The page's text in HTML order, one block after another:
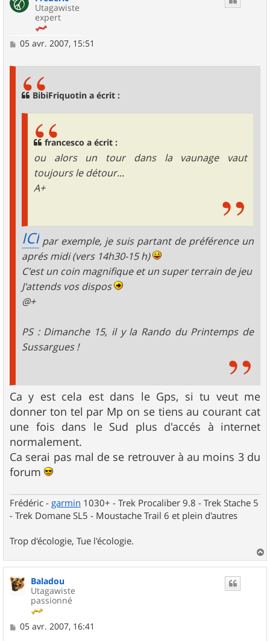
Utagawiste
expert
M
05 avr. 2007, 15:51
BibiFriquotin a écrit :
francesco a écrit :
ou alors un tour dans la vaunage vaut
toujours le détour...
A+
ICI par exemple, je suis partant de préférence un
aprés midi (vers 14h30-15 h)
C'est un coin magnifique et un super terrain de jeu
J'attends vos dispos
@+
PS : Dimanche 15, il y la Rando du Printemps de
Sussargues !
Ca y est cela est dans le Gps, si tu veut me
donner ton tel par Mp on se tiens au courant cat
une fois dans le Sud plus d'accés à internet
normalement.
Ca serai pas mal de se retrouver à au moins 3 du
forum
Frédéric - garmin 1030+ - Trek Procaliber 9.8 - Trek Stache 5
- Trek Domane SL5 - Moustache Trail 6 et plein d'autres
Trop d'écologie, Tue l'écologie.
a
Baladou
Utagawiste
passionné
M
05 avr. 2007, 16:41